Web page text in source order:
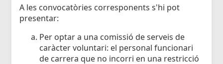
A les convocatòries corresponents s'hi pot
presentar:
Per optar a una comissió de serveis de
caràcter voluntari: el personal funcionari
de carrera que no incorri en una restricció